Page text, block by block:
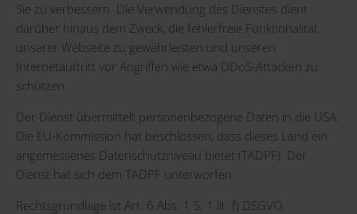
Sie zu verbessern. Die Verwendung des Dienstes dient
darüber hinaus dem Zweck, die fehlerfreie Funktionalität
unserer Webseite zu gewährleisten und unseren
Internetauftritt vor Angriffen wie etwa DDoS-Attacken zu
schützen.
Der Dienst übermittelt personenbezogene Daten in die USA.
Die EU-Kommission hat beschlossen, dass dieses Land ein
angemessenes Datenschutzniveau bietet (TADPF). Der
Dienst hat sich dem TADPF unterworfen.
Rechtsgrundlage ist Art. 6 Abs. 1 S. 1 lit. f) DSGVO.